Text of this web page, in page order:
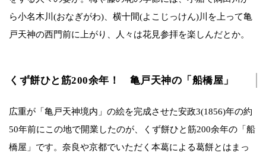
ら小名木川(おなぎがわ)、横十間(よこじっけん)川を上って亀
戸天神の西門前に上がり、人々は花見参拝を楽しんだとか。
くず餅ひと筋200余年！ 亀戸天神の「船橋屋」
広重が「亀戸天神境内」の絵を完成させた安政3(1856)年の約
50年前にこの地で開業したのが、くず餅ひと筋200余年の「船
橋屋」です。奈良や京都でいただく本葛による葛餅とはまっ